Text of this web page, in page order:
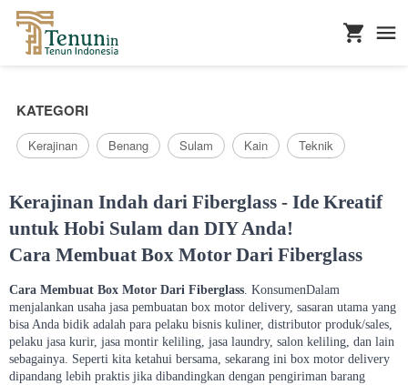
KATEGORI
Kerajinan Benang Sulam Kain Teknik
Kerajinan Indah dari Fiberglass - Ide Kreatif
untuk Hobi Sulam dan DIY Anda!
Cara Membuat Box Motor Dari Fiberglass
Cara Membuat Box Motor Dari Fiberglass. KonsumenDalam
menjalankan usaha jasa pembuatan box motor delivery, sasaran utama yang
bisa Anda bidik adalah para pelaku bisnis kuliner, distributor produk/sales,
pelaku jasa kurir, jasa montir keliling, jasa laundry, salon keliling, dan lain
sebagainya. Seperti kita ketahui bersama, sekarang ini box motor delivery
dipandang lebih praktis jika dibandingkan dengan pengiriman barang